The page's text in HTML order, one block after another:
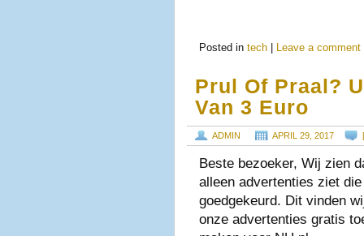
Posted in tech Leave a comment
Prul Of Praal?
Van 3 Euro
ADMIN APRIL 29, 2017
Beste bezoeker, Wij zien
alleen advertenties ziet
goedgekeurd. Dit vinden
onze advertenties gratis